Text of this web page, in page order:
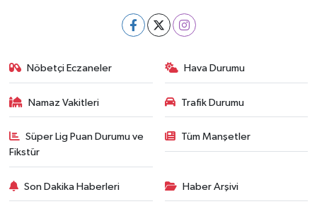
Nöbetçi Eczaneler Hava Durumu
Namaz Vakitleri Trafik Durumu
Süper Lig Puan Durumu ve
Fikstür
Tüm Manşetler
Son Dakika Haberleri Haber Arşivi